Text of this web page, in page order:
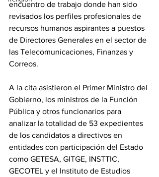
encuentro de trabajo donde han sido
revisados los perfiles profesionales de
recursos humanos aspirantes a puestos
de Directores Generales en el sector de
las Telecomunicaciones, Finanzas y
Correos.
‎A la cita asistieron el Primer Ministro del
Gobierno, los ministros de la Función
Pública y otros funcionarios para
analizar la totalidad de 53 expedientes
de los candidatos a directivos en
entidades con participación del Estado
como GETESA, GITGE, INSTTIC,
GECOTEL y el Instituto de Estudios